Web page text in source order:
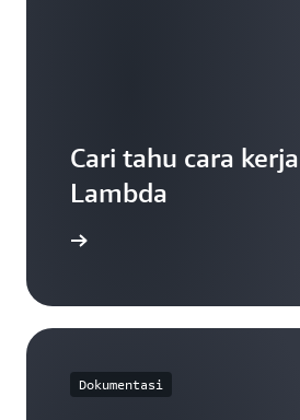
Cari tahu cara
Lambda
Dokumentasi